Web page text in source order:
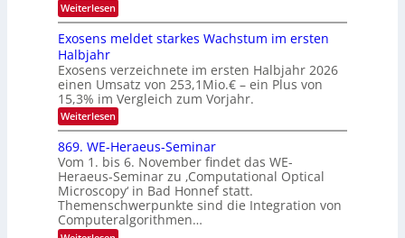
T
a
k
s
e
r
V
S
I
O
N
2
0
2
6
l
e
t
r
o
n
k
-
u
n
d
Weiterlesen:
W
n
d
i
e
K
I
m
i
t
d
e
n
k
t
Exosens meldet starkes Wachstum im ersten
Halbjahr
Exosens verzeichnete im ersten Halbjahr 2026
einen Umsatz von 253,1Mio.€ – ein Plus von
15,3% im Vergleich zum Vorjahr.
Weiterlesen:
E
x
o
s
e
n
s
m
e
869. WE-Heraeus-Seminar
Vom 1. bis 6. November findet das WE-
Heraeus-Seminar zu ‚Computational Optical
Microscopy‘ in Bad Honnef statt.
Themenschwerpunkte sind die Integration von
Computeralgorithmen…